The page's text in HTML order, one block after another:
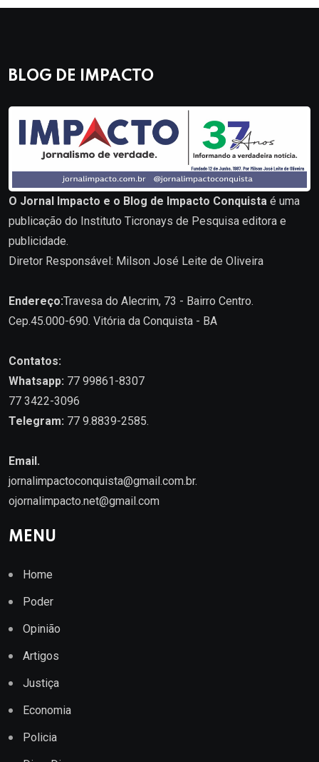
BLOG DE IMPACTO
O Jornal Impacto e o Blog de Impacto Conquista é uma
publicação do Instituto Ticronays de Pesquisa editora e
publicidade.
Diretor Responsável: Milson José Leite de Oliveira
Endereço:Travesa do Alecrim, 73 - Bairro Centro.
Cep.45.000-690. Vitória da Conquista - BA
Contatos:
Whatsapp: 77 99861-8307
77 3422-3096
Telegram: 77 9.8839-2585.
Email.
jornalimpactoconquista@gmail.com.br.
ojornalimpacto.net@gmail.com
MENU
Home
Poder
Opinião
Artigos
Justiça
Economia
Policia